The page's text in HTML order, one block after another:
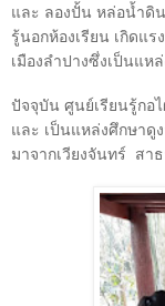
และ ลองปั้น หล่อน้ำดิ
รู้นอกห้องเรียน เกิดแร
เมืองลำปางซึ่งเป็นแห
ปัจจุบัน ศูนย์เรียนรู้กอไ
และ เป็นแหล่งศึกษาดู
มาจากเวียงจันทร์
สา